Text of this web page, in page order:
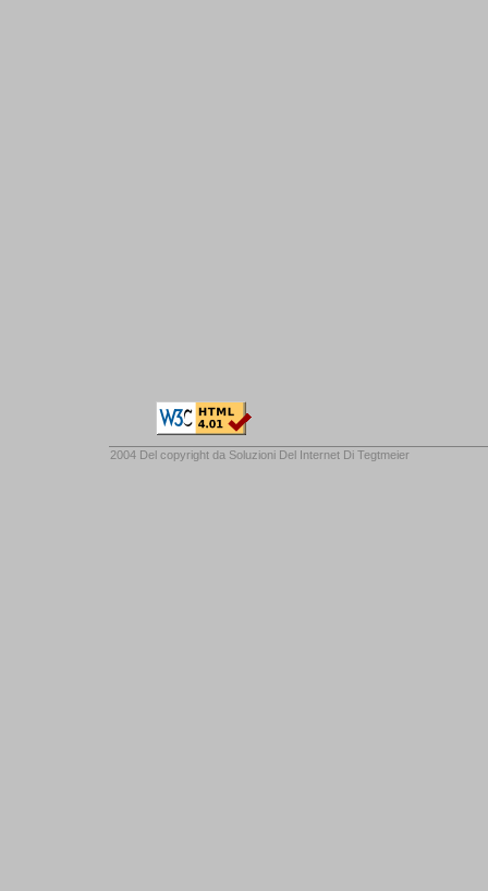
2004 Del copyright da Soluzioni Del Internet Di Tegtmeier